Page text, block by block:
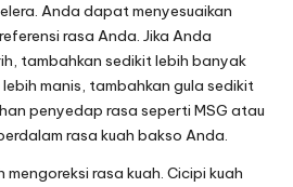
Anda dapat menyesuaikan
rasa Anda. Jika Anda
tambahkan sedikit lebih banyak
manis, tambahkan gula sedikit
penyedap rasa seperti MSG atau
rasa kuah bakso Anda.
rasa kuah. Cicipi kuah